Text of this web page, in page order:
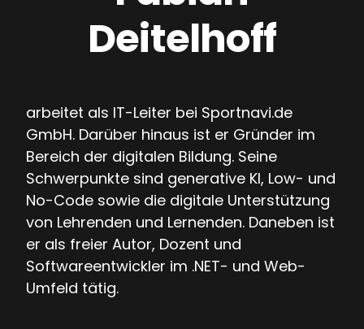
Deitelhoff
arbeitet als IT-Leiter bei Sportnavi.de
GmbH. Darüber hinaus ist er Gründer im
Bereich der digitalen Bildung. Seine
Schwerpunkte sind generative KI, Low- und
No-Code sowie die digitale Unterstützung
von Lehrenden und Lernenden. Daneben ist
er als freier Autor, Dozent und
Softwareentwickler im .NET- und Web-
Umfeld tätig.